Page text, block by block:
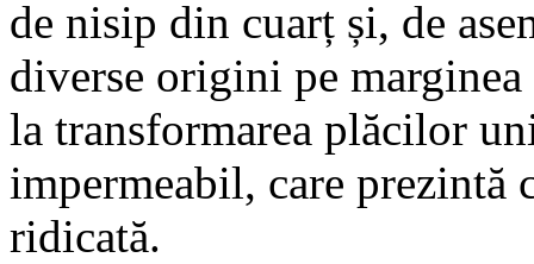
de nisip din cuarț și, de
diverse origini pe
la transformarea plăcilor
impermeabil, care prezintă
ridicată.